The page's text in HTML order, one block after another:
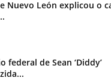
Nuevo León explicou o
federal de Sean ‘Diddy’